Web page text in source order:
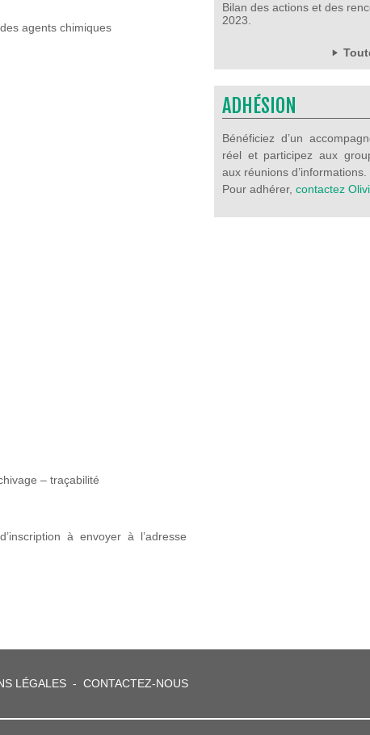
agents chimiques
– traçabilité
à envoyer à l’adresse
Bilan des actions et des
2023.
ADHÉSION
Bénéficiez d’un
réel et participez aux
aux réunions d’informations.
Pour adhérer, contactez
LÉGALES - CONTACTEZ-NOUS